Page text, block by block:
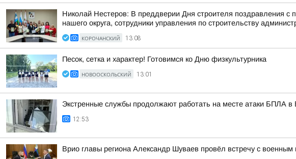
Николай Нестеров: В преддверии Дня строителя поздравления с
нашего округа, сотрудники управления по строительству
КОРОЧАНСКИЙ 13:08
Песок, сетка и характер! Готовимся ко Дню физкультурника
НОВООСКОЛЬСКИЙ 13:01
Экстренные службы продолжают работать на месте атаки БПЛА в
12:53
Врио главы региона Александр Шуваев провёл встречу с